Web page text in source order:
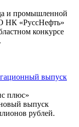
и промышленной
НК «РуссНефть»
конкурсе
выпуск
плюс»
выпуск
рублей.